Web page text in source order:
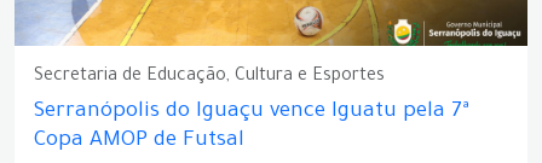
Secretaria de Educação, Cultura e Esportes
Serranópolis do Iguaçu vence Iguatu pela 7ª
Copa AMOP de Futsal